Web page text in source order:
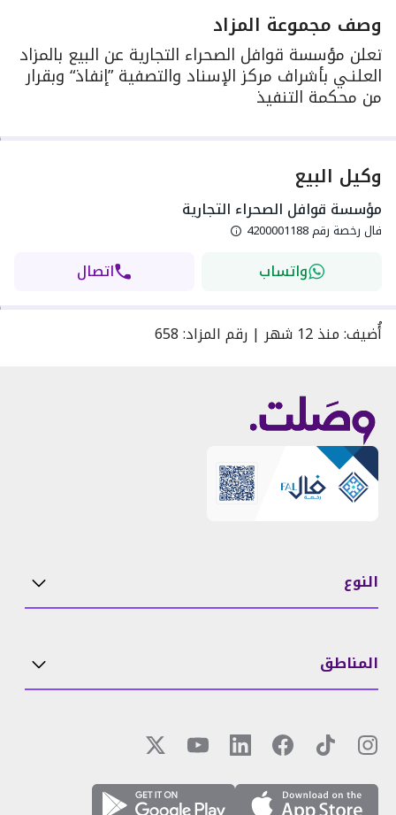
وصف مجموعة المزاد
تعلن مؤسسة قوافل الصحراء التجارية عن البيع بالمزاد
العلنـي بأشراف مركز الإسناد والتصفية ”إنفاذ“ وبقرار
من محكمة التنفيذ
وكيل البيع
مؤسسة قوافل الصحراء التجارية
فال رخصة رقم4200001188
واتساب اتصال
أُضيف:منذ12 شهر | رقم المزاد:
658
النوع
المناطق